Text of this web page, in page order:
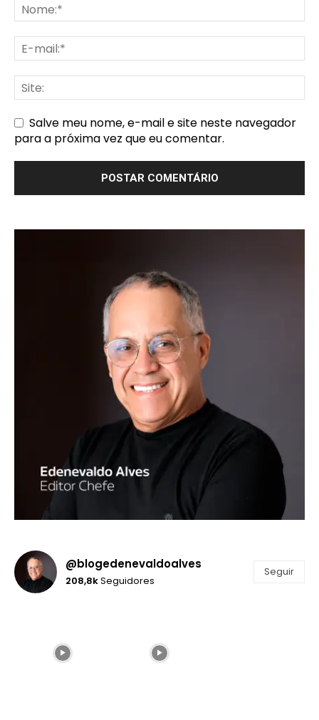
Salve meu nome, e-mail e site neste navegador
para a próxima vez que eu comentar.
@blogedenevaldoalves
208,8kSeguidores
Seguir